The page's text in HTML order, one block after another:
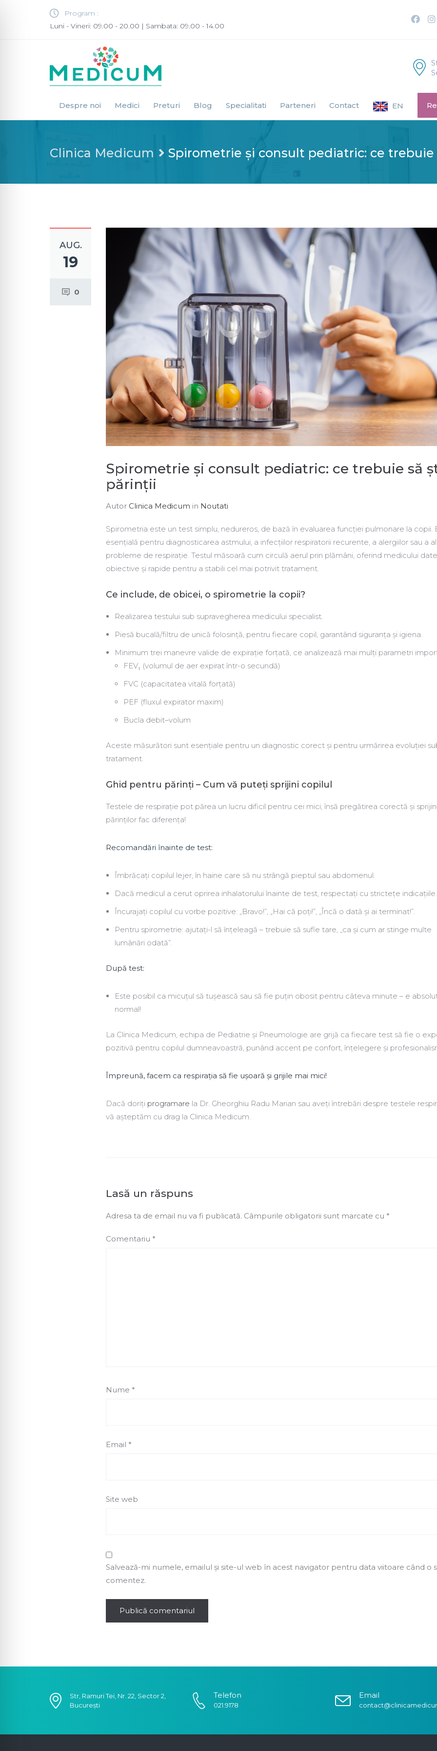
Program :
Luni - Vineri: 09.00 - 20.00 | Sambata: 09.00 - 14.00
Despre noi Medici Preturi Blog Specialitati Parteneri Contact EN
Clinica Medicum Spirometrie și consult pediatric: ce
AUG.
19
0
Spirometrie și consult pediatric: ce trebuie să
părinții
Autor Clinica Medicum in Noutati
Spirometria este un test simplu, nedureros, de bază în evaluarea funcției pulmonare la copii.
esențială pentru diagnosticarea astmului, a infecțiilor respiratorii recurente, a alergiilor sau a
probleme de respirație. Testul măsoară cum circulă aerul prin plămâni, oferind medicului date
obiective și rapide pentru a stabili cel mai potrivit tratament.
Ce include, de obicei, o spirometrie la copii?
Realizarea testului sub supravegherea medicului specialist.
Piesă bucală/filtru de unică folosință, pentru fiecare copil, garantând siguranța și igiena.
Minimum trei manevre valide de expirație forțată, ce analizează mai mulți parametri
FEV₁ (volumul de aer expirat într-o secundă)
FVC (capacitatea vitală forțată)
PEF (fluxul expirator maxim)
Bucla debit–volum
Aceste măsurători sunt esențiale pentru un diagnostic corect și pentru urmărirea evoluției
tratament.
Ghid pentru părinți – Cum vă puteți sprijini copilul
Testele de respirație pot părea un lucru dificil pentru cei mici, însă pregătirea corectă și
părinților fac diferența!
Recomandări înainte de test:
Îmbrăcați copilul lejer, în haine care să nu strângă pieptul sau abdomenul.
Dacă medicul a cerut oprirea inhalatorului înainte de test, respectați cu strictețe indicațiile.
Încurajați copilul cu vorbe pozitive: „Bravo!”, „Hai că poți!”, „Încă o dată și ai terminat!”.
Pentru spirometrie: ajutați-l să înțeleagă – trebuie să sufle tare, „ca și cum ar stinge multe
lumânări odată”.
După test:
Este posibil ca micuțul să tușească sau să fie puțin obosit pentru câteva minute – e
normal!
La Clinica Medicum, echipa de Pediatrie și Pneumologie are grijă ca fiecare test să fie o
pozitivă pentru copilul dumneavoastră, punând accent pe confort, înțelegere și
Împreună, facem ca respirația să fie ușoară și grijile mai mici!
Dacă doriți programare la Dr. Gheorghiu Radu Marian sau aveți întrebări despre testele
vă așteptăm cu drag la Clinica Medicum.
Lasă un răspuns
Adresa ta de email nu va fi publicată. Câmpurile obligatorii sunt marcate cu *
Comentariu *
Nume *
Email *
Site web
Salvează-mi numele, emailul și site-ul web în acest navigator pentru data viitoare când o
comentez.
Str, Ramuri Tei, Nr. 22, Sector 2,
București
Telefon
021.9178
Email